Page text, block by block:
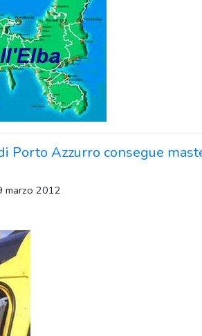
Porto Azzurro consegue
marzo 2012